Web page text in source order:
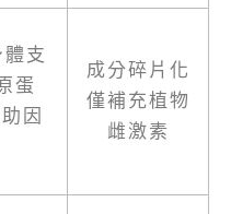
支
蛋
因
成分碎片化
僅補充植物
雌激素